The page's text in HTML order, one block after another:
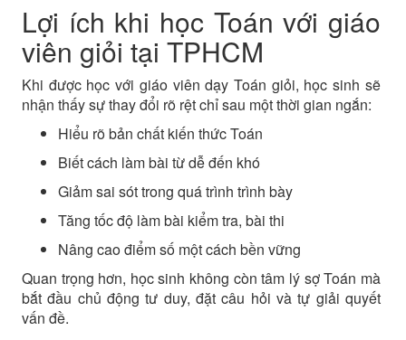
Lợi ích khi học Toán với giáo
viên giỏi tại TPHCM
Khi được học với giáo viên dạy Toán giỏi, học sinh sẽ
nhận thấy sự thay đổi rõ rệt chỉ sau một thời gian ngắn:
Hiểu rõ bản chất kiến thức Toán
Biết cách làm bài từ dễ đến khó
Giảm sai sót trong quá trình trình bày
Tăng tốc độ làm bài kiểm tra, bài thi
Nâng cao điểm số một cách bền vững
Quan trọng hơn, học sinh không còn tâm lý sợ Toán mà
bắt đầu chủ động tư duy, đặt câu hỏi và tự giải quyết
vấn đề.